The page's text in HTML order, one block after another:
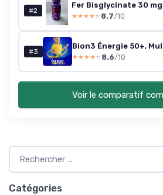
#2
★★★★★
★★★★★ 8.7/10
#3
★★★★★
★★★★★ 8.6/10
Voir le comparatif
Catégories